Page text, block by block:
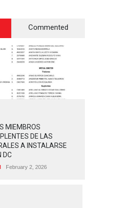
Commented
MIEMBROS
DE LAS
A INSTALARSE
DC
February 2, 2026